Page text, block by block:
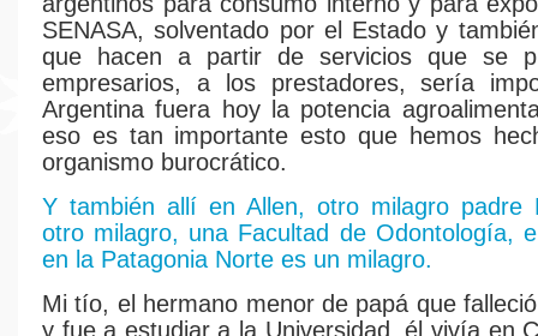
SENASA, solventado por el Estado y
que hacen a partir de servicios que se
empresarios, a los prestadores, sería
Argentina fuera hoy la potencia
eso es tan importante esto que hemos
organismo burocrático.
Y también allí en Allen, otro milagro padre
otro milagro, una Facultad de Odontología,
en la Patagonia Norte es un milagro.
Mi tío, el hermano menor de papá que
y fue a estudiar a la Universidad, él vivía en